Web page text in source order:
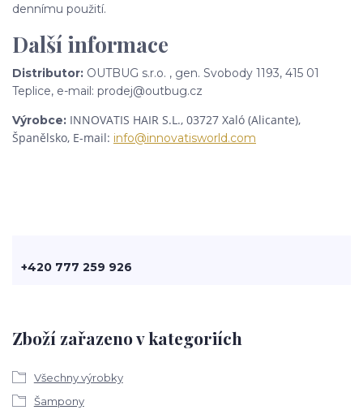
dennímu použití.
Další informace
Distributor: OUTBUG s.r.o. , gen. Svobody 1193, 415 01
Teplice, e-mail: prodej@outbug.cz
Výrobce: INNOVATIS HAIR S.L., 03727 Xaló (Alicante),
Španělsko, E-mail: info@innovatisworld.com
Zboží zařazeno v kategoriích
Všechny výrobky
Šampony
+420 777 259 926